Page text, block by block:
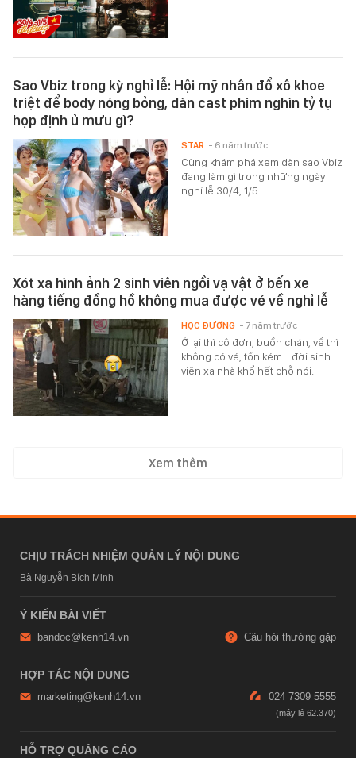
Sao Vbiz trong kỳ nghỉ lễ: Hội mỹ nhân đổ xô khoe
triệt để body nóng bỏng, dàn cast phim nghìn tỷ tụ
họp định ủ mưu gì?
Cùng khám phá xem dàn sao Vbiz
đang làm gì trong những ngày
nghỉ lễ 30/4, 1/5.
STAR - 6 năm trước
Xót xa hình ảnh 2 sinh viên ngồi vạ vật ở bến xe
hàng tiếng đồng hồ không mua được vé về nghỉ lễ
Ở lại thì cô đơn, buồn chán, về thì
không có vé, tốn kém... đời sinh
viên xa nhà khổ hết chỗ nói.
HỌC ĐƯỜNG - 7 năm trước
Xem thêm
CHỊU TRÁCH NHIỆM QUẢN LÝ NỘI DUNG
Bà Nguyễn Bích Minh
Ý KIẾN BÀI VIẾT
bandoc@kenh14.vn Câu hỏi thường gặp
HỢP TÁC NỘI DUNG
marketing@kenh14.vn 024 7309 5555
HỖ TRỢ QUẢNG CÁO